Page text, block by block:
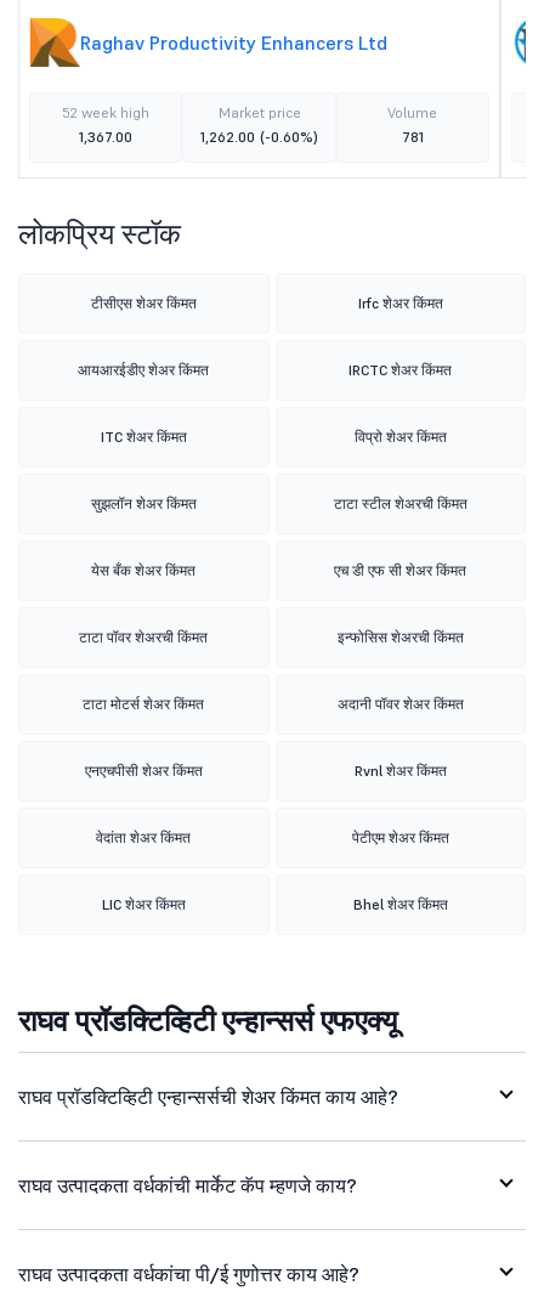
Raghav Productivity Enhancers Ltd
52 week high
1,367.00
Market price
1,262.00 (-0.60%)
Volume
781
लोकप्रिय स्टॉक
टीसीएस शेअर किंमत Irfc शेअर किंमत
आयआरईडीए शेअर किंमत IRCTC शेअर किंमत
ITC शेअर किंमत विप्रो शेअर किंमत
सुझलॉन शेअर किंमत टाटा स्टील शेअरची किंमत
येस बँक शेअर किंमत एच डी एफ सी शेअर किंमत
टाटा पॉवर शेअरची किंमत इन्फोसिस शेअरची किंमत
टाटा मोटर्स शेअर किंमत अदानी पॉवर शेअर किंमत
एनएचपीसी शेअर किंमत Rvnl शेअर किंमत
वेदांता शेअर किंमत पेटीएम शेअर किंमत
LIC शेअर किंमत Bhel शेअर किंमत
राघव प्रॉडक्टिव्हिटी एन्हान्सर्स एफएक्यू
राघव प्रॉडक्टिव्हिटी एन्हान्सर्सची शेअर किंमत काय आहे?
राघव उत्पादकता वर्धकांची मार्केट कॅप म्हणजे काय?
राघव उत्पादकता वर्धकांचा पी/ई गुणोत्तर काय आहे?